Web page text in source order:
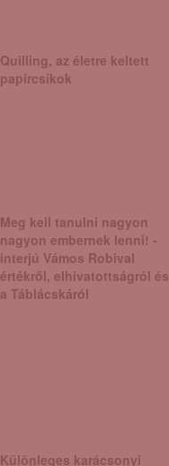
Quilling, az életre keltett
papírcsíkok
Meg kell tanulni nagyon
nagyon embernek lenni! -
interjú Vámos Robival
értékről, elhivatottságról és
a Táblácskáról
Különleges karácsonyi